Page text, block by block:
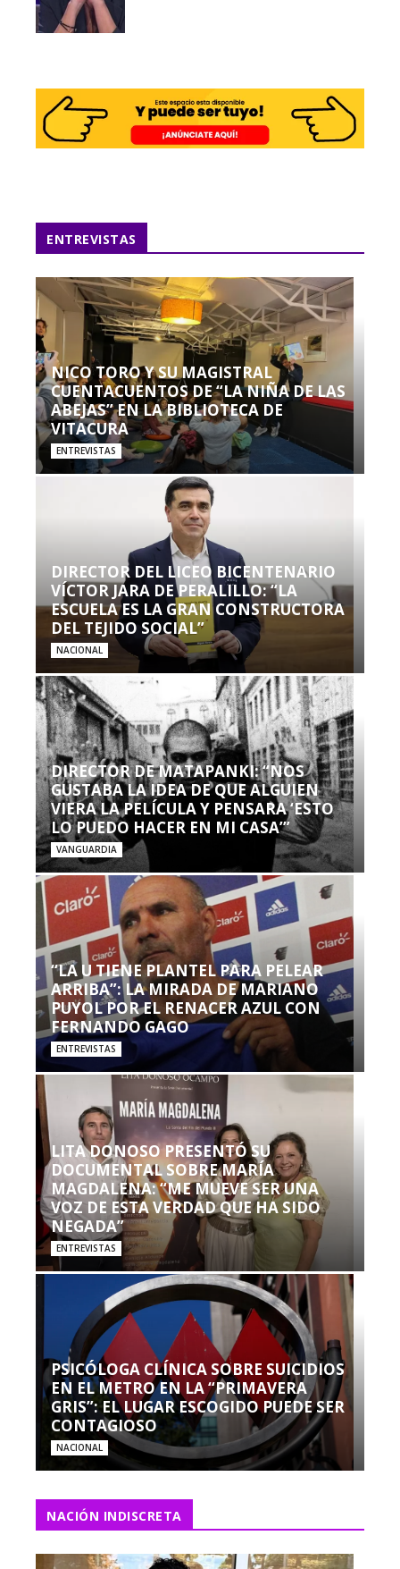
ENTREVISTAS
NICO TORO Y SU MAGISTRAL
CUENTACUENTOS DE “LA NIÑA DE LAS
ABEJAS” EN LA BIBLIOTECA DE
VITACURA
ENTREVISTAS
DIRECTOR DEL LICEO BICENTENARIO
VÍCTOR JARA DE PERALILLO: “LA
ESCUELA ES LA GRAN CONSTRUCTORA
DEL TEJIDO SOCIAL”
NACIONAL
DIRECTOR DE MATAPANKI: “NOS
GUSTABA LA IDEA DE QUE ALGUIEN
VIERA LA PELÍCULA Y PENSARA ‘ESTO
LO PUEDO HACER EN MI CASA’”
VANGUARDIA
“LA U TIENE PLANTEL PARA PELEAR
ARRIBA”: LA MIRADA DE MARIANO
PUYOL POR EL RENACER AZUL CON
FERNANDO GAGO
ENTREVISTAS
LITA DONOSO PRESENTÓ SU
DOCUMENTAL SOBRE MARÍA
MAGDALENA: “ME MUEVE SER UNA
VOZ DE ESTA VERDAD QUE HA SIDO
NEGADA”
ENTREVISTAS
PSICÓLOGA CLÍNICA SOBRE SUICIDIOS
EN EL METRO EN LA “PRIMAVERA
GRIS”: EL LUGAR ESCOGIDO PUEDE SER
CONTAGIOSO
NACIONAL
NACIÓN INDISCRETA